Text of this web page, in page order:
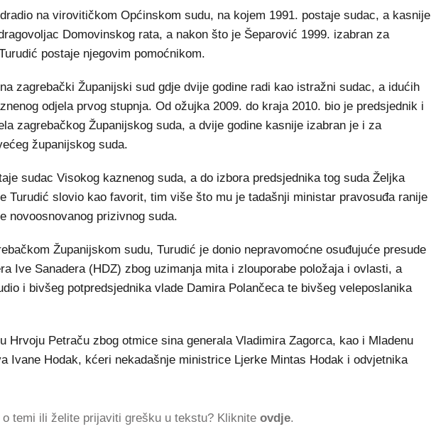
na virovitičkom Općinskom sudu, na kojem 1991. postaje sudac, a kasnije
Domovinskog rata, a nakon što je Šeparović 1999. izabran za
postaje njegovim pomoćnikom.
zagrebački Županijski sud gdje dvije godine radi kao istražni sudac, a idućih
odjela prvog stupnja. Od ožujka 2009. do kraja 2010. bio je predsjednik i
zagrebačkog Županijskog suda, a dvije godine kasnije izabran je i za
županijskog suda.
sudac Visokog kaznenog suda, a do izbora predsjednika tog suda Željka
Turudić slovio kao favorit, tim više što mu je tadašnji ministar pravosuđa ranije
novoosnovanog prizivnog suda.
Županijskom sudu, Turudić je donio nepravomoćne osuđujuće presude
Ive Sanadera (HDZ) zbog uzimanja mita i zlouporabe položaja i ovlasti, a
i bivšeg potpredsjednika vlade Damira Polančeca te bivšeg veleposlanika
Hrvoju Petraču zbog otmice sina generala Vladimira Zagorca, kao i Mladenu
Ivane Hodak, kćeri nekadašnje ministrice Ljerke Mintas Hodak i odvjetnika
temi ili želite prijaviti grešku u tekstu? Kliknite ovdje.